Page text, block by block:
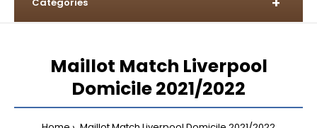
Maillot Match Liverpool
Domicile 2021/2022